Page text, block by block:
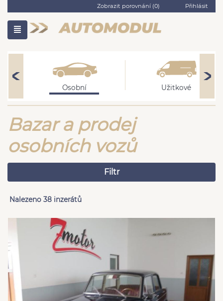
Zobrazit porovnání (0) Přihlásit
Osobní Užitkové
Bazar a prodej
osobních vozů
Filtr
Nalezeno 38 inzerátů